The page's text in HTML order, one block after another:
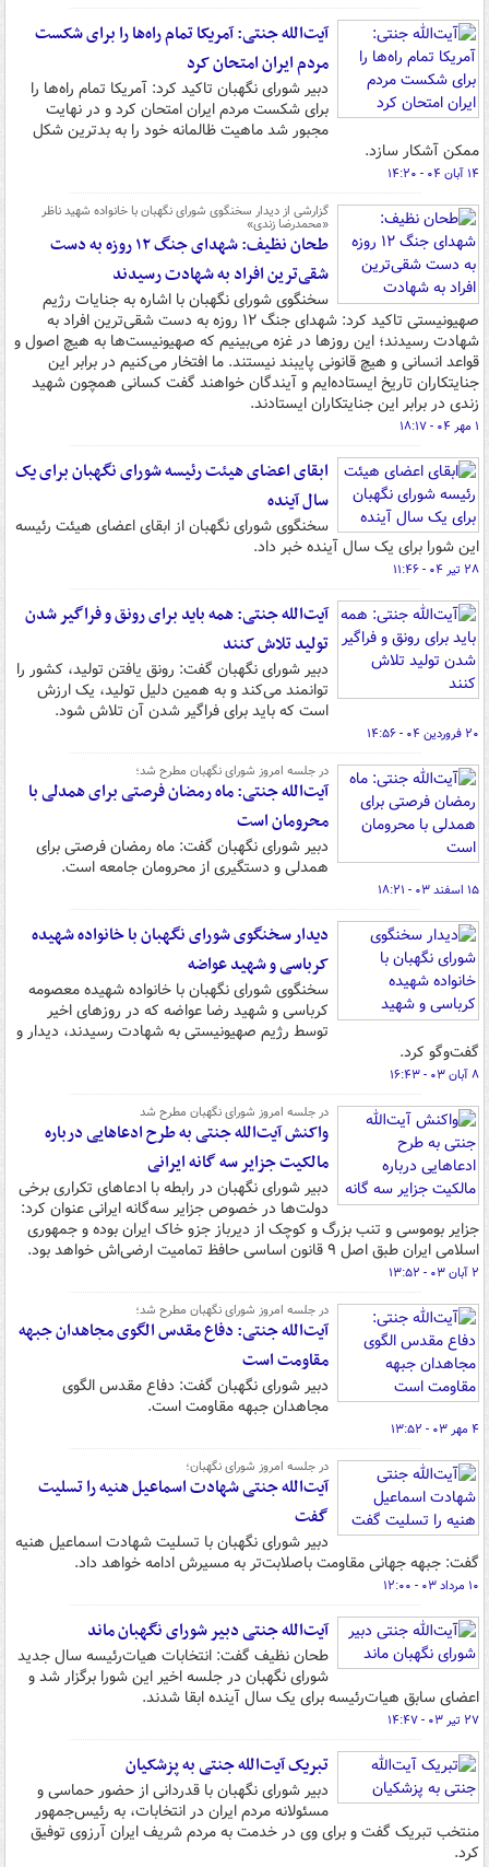
آیت‌الله جنتی: آمریکا تمام راه‌ها را برای شکست
مردم ایران امتحان کرد
دبیر شورای نگهبان تاکید کرد: آمریکا تمام راه‌ها را
برای شکست مردم ایران امتحان کرد و در نهایت
مجبور شد ماهیت ظالمانه خود را به بدترین شکل
ممکن آشکار سازد.
۱۴ آبان ۰۴ - ۱۴:۲۰
گزارشی از دیدار سخنگوی شورای نگهبان با خانواده شهید ناظر
«محمدرضا زندی»
طحان نظیف: شهدای جنگ ۱۲ روزه به دست
شقی‌ترین افراد به شهادت رسیدند
سخنگوی شورای نگهبان با اشاره به جنایات رژیم
صهیونیستی تاکید کرد: شهدای جنگ ۱۲ روزه به دست شقی‌ترین افراد به
شهادت رسیدند؛ این روزها در غزه می‌بینیم که صهیونیست‌ها به هیچ اصول و
قواعد انسانی و هیچ قانونی پایبند نیستند. ما افتخار می‌کنیم در برابر این
جنایتکاران تاریخ ایستاده‌ایم و آیندگان خواهند گفت کسانی همچون شهید
زندی در برابر این جنایتکاران ایستادند.
۱ مهر ۰۴ - ۱۸:۱۷
ابقای اعضای هیئت رئیسه شورای نگهبان برای یک
سال آینده
سخنگوی شورای نگهبان از ابقای اعضای هیئت رئیسه
این شورا برای یک سال آینده خبر داد.
۲۸ تیر ۰۴ - ۱۱:۴۶
آیت‌الله جنتی: همه باید برای رونق و فراگیر شدن
تولید تلاش کنند
دبیر شورای نگهبان گفت: رونق یافتن تولید، کشور را
توانمند می‌کند و به همین دلیل تولید، یک ارزش
است که باید برای فراگیر شدن آن تلاش شود.
۲۰ فروردین ۰۴ - ۱۴:۵۶
در جلسه امروز شورای نگهبان مطرح شد؛
آیت‌الله جنتی: ماه رمضان فرصتی برای همدلی با
محرومان است
دبیر شورای نگهبان گفت: ماه رمضان فرصتی برای
همدلی و دستگیری از محرومان جامعه است.
۱۵ اسفند ۰۳ - ۱۸:۲۱
دیدار سخنگوی شورای نگهبان با خانواده شهیده
کرباسی و شهید عواضه
سخنگوی شورای نگهبان با خانواده شهیده معصومه
کرباسی و شهید رضا عواضه که در روزهای اخیر
توسط رژیم صهیونیستی به شهادت رسیدند، دیدار و
گفت‌وگو کرد.
۸ آبان ۰۳ - ۱۶:۴۳
در جلسه امروز شورای نگهبان مطرح شد
واکنش آیت‌الله جنتی به طرح ادعاهایی درباره
مالکیت جزایر سه گانه ایرانی
دبیر شورای نگهبان در رابطه با ادعاهای تکراری برخی
دولت‌ها در خصوص جزایر سه‌گانه ایرانی عنوان کرد:
جزایر بوموسی و تنب بزرگ و کوچک از دیرباز جزو خاک ایران بوده‌ و جمهوری
اسلامی ایران طبق اصل ۹ قانون اساسی حافظ تمامیت ارضی‌اش خواهد بود.
۲ آبان ۰۳ - ۱۳:۵۲
در جلسه امروز شورای نگهبان مطرح شد؛
آیت‌الله جنتی: دفاع مقدس الگوی مجاهدان جبهه
مقاومت است
دبیر شورای نگهبان گفت: دفاع مقدس الگوی
مجاهدان جبهه مقاومت است.
۴ مهر ۰۳ - ۱۳:۵۲
در جلسه امروز شورای نگهبان؛
آیت‌الله جنتی شهادت اسماعیل هنیه را تسلیت
گفت
دبیر شورای نگهبان با تسلیت شهادت اسماعیل هنیه
گفت: جبهه جهانی مقاومت باصلابت‌تر به مسیرش ادامه خواهد داد.
۱۰ مرداد ۰۳ - ۱۲:۰۰
آیت‌الله جنتی دبیر شورای نگهبان ماند
طحان نظیف گفت: انتخابات هیات‌رئیسه سال جدید
شورای نگهبان در جلسه اخیر این شورا برگزار شد و
اعضای سابق هیات‌رئیسه برای یک سال آینده ابقا شدند.
۲۷ تیر ۰۳ - ۱۴:۴۷
تبریک آیت‌الله جنتی به پزشکیان
دبیر شورای نگهبان با قدردانی از حضور حماسی و
مسئولانه مردم ایران در انتخابات، به رئیس‌جمهور
منتخب تبریک گفت و برای وی در خدمت به مردم شریف ایران آرزوی توفیق
کرد.